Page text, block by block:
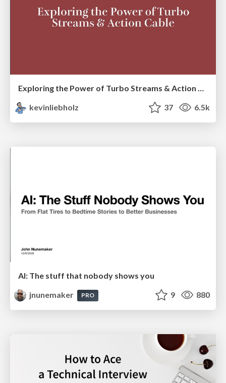
Exploring the Power of Turbo Streams & Action Cable | RailsConf2023
kevinliebholz
37 6.5k
AI: The stuff that nobody shows you
jnunemaker
PRO 9 880